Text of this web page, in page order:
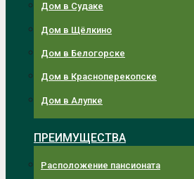
Дом в Судаке
Дом в Щёлкино
Дом в Белогорске
Дом в Красноперекопске
Дом в Алупке
ПРЕИМУЩЕСТВА
Расположение пансионата